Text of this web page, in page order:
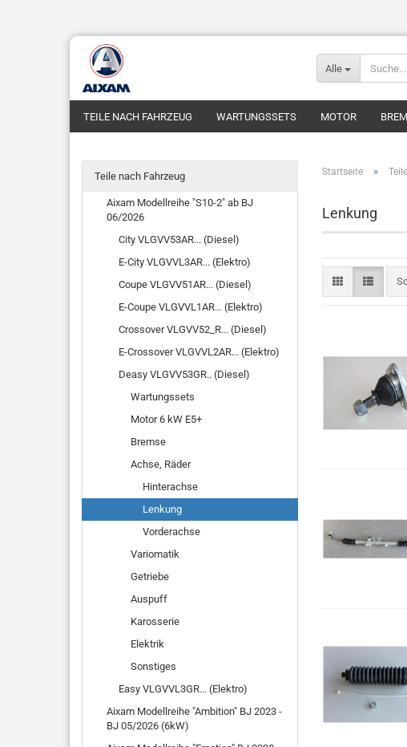
Alle
TEILE NACH FAHRZEUG WARTUNGSSETS MOTOR
Startseite »
Lenkung
Teile nach Fahrzeug
Aixam Modellreihe "S10-2" ab BJ
06/2026
City VLGVV53AR... (Diesel)
E-City VLGVVL3AR... (Elektro)
Coupe VLGVV51AR... (Diesel)
E-Coupe VLGVVL1AR... (Elektro)
Crossover VLGVV52_R... (Diesel)
E-Crossover VLGVVL2AR... (Elektro)
Deasy VLGVV53GR.. (Diesel)
Wartungssets
Motor 6 kW E5+
Bremse
Achse, Räder
Hinterachse
Lenkung
Vorderachse
Variomatik
Getriebe
Auspuff
Karosserie
Elektrik
Sonstiges
Easy VLGVVL3GR... (Elektro)
Aixam Modellreihe "Ambition" BJ 2023 -
BJ 05/2026 (6kW)